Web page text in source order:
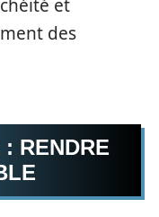
et
des
RENDRE